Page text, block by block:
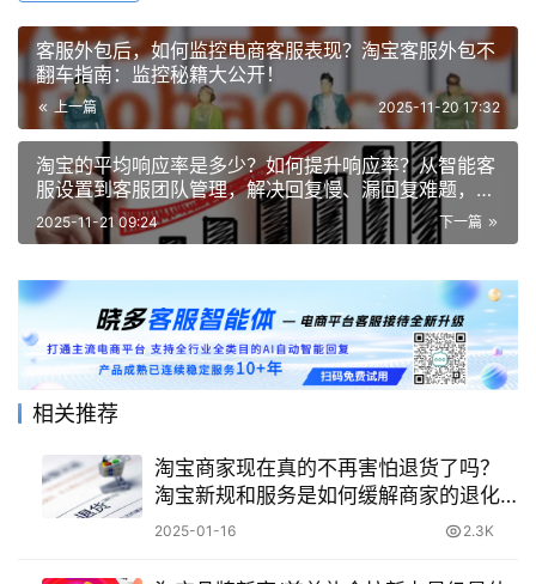
客服外包后，如何监控电商客服表现？淘宝客服外包不
翻车指南：监控秘籍大公开！
上一篇 2025-11-20 17:32
淘宝的平均响应率是多少？如何提升响应率？从智能客
服设置到客服团队管理，解决回复慢、漏回复难题，打
造高效店铺！
下一篇
2025-11-21 09:24
相关推荐
淘宝商家现在真的不再害怕退货了吗？
淘宝新规和服务是如何缓解商家的退化
压力的？
2025-01-16 2.3K